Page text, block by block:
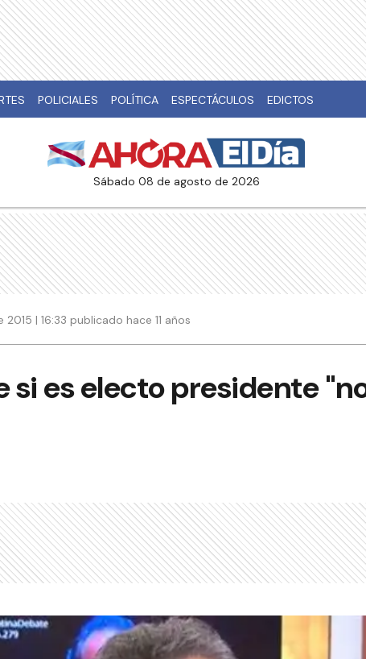
POLICIALES POLÍTICA ESPECTÁCULOS EDICTOS
sábado 08 de agosto de 2026
2015 | 16:33 publicado hace 11 años
si es electo presidente